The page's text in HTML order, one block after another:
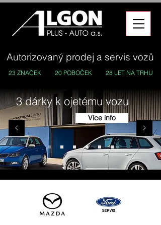
Autorizovaný prodej a servis vozů
23 ZNAČEK 20 POBOČEK 28 LET NA TRHU
3 dárky k ojetému vozu
Více info